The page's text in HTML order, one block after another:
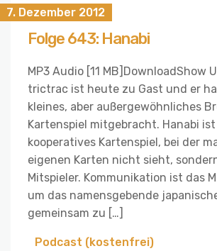
7. Dezember 2012
Folge 643: Hanabi
MP3 Audio [11 MB]DownloadShow
trictrac ist heute zu Gast und er
kleines, aber außergewöhnliches
Kartenspiel mitgebracht. Hanabi
kooperatives Kartenspiel, bei der
eigenen Karten nicht sieht,
Mitspieler. Kommunikation ist das
um das namensgebende
gemeinsam zu […]
Podcast (kostenfrei)